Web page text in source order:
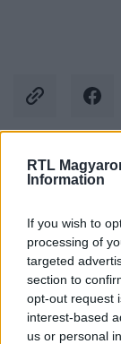
RTL
Information
If you wish to
processing of
targeted
section to
opt-out request
interest-based
us or personal
Kövess